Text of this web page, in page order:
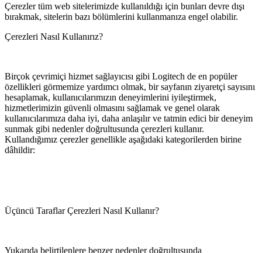
Çerezler tüm web sitelerimizde kullanıldığı için bunları devre dışı
bırakmak, sitelerin bazı bölümlerini kullanmanıza engel olabilir.
Çerezleri Nasıl Kullanırız?
Birçok çevrimiçi hizmet sağlayıcısı gibi Logitech de en popüler
özellikleri görmemize yardımcı olmak, bir sayfanın ziyaretçi sayısını
hesaplamak, kullanıcılarımızın deneyimlerini iyileştirmek,
hizmetlerimizin güvenli olmasını sağlamak ve genel olarak
kullanıcılarımıza daha iyi, daha anlaşılır ve tatmin edici bir deneyim
sunmak gibi nedenler doğrultusunda çerezleri kullanır.
Kullandığımız çerezler genellikle aşağıdaki kategorilerden birine
dâhildir:
Üçüncü Taraflar Çerezleri Nasıl Kullanır?
Yukarıda belirtilenlere benzer nedenler doğrultusunda